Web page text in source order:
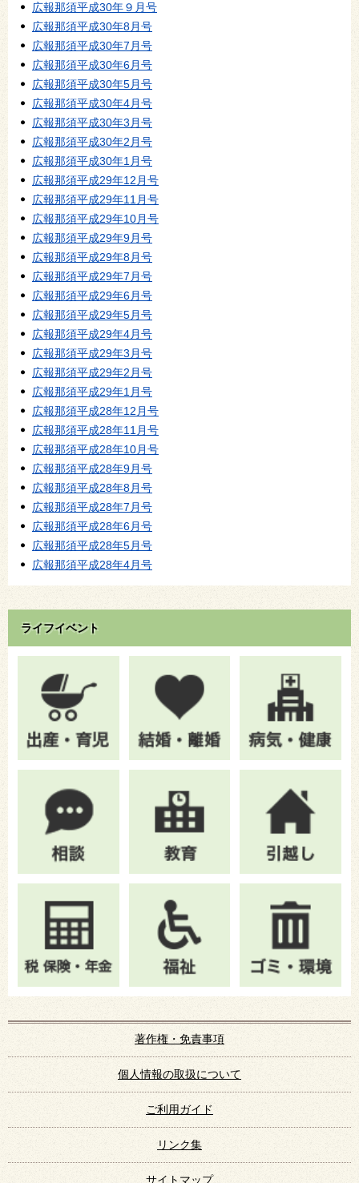
広報那須平成30年９月号
広報那須平成30年8月号
広報那須平成30年7月号
広報那須平成30年6月号
広報那須平成30年5月号
広報那須平成30年4月号
広報那須平成30年3月号
広報那須平成30年2月号
広報那須平成30年1月号
広報那須平成29年12月号
広報那須平成29年11月号
広報那須平成29年10月号
広報那須平成29年9月号
広報那須平成29年8月号
広報那須平成29年7月号
広報那須平成29年6月号
広報那須平成29年5月号
広報那須平成29年4月号
広報那須平成29年3月号
広報那須平成29年2月号
広報那須平成29年1月号
広報那須平成28年12月号
広報那須平成28年11月号
広報那須平成28年10月号
広報那須平成28年9月号
広報那須平成28年8月号
広報那須平成28年7月号
広報那須平成28年6月号
広報那須平成28年5月号
広報那須平成28年4月号
ライフイベント
著作権・免責事項
個人情報の取扱について
ご利用ガイド
リンク集
サイトマップ